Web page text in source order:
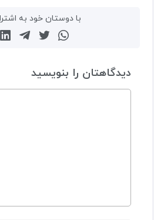
با دوستان خود به
دیدگاهتان را بنویسید